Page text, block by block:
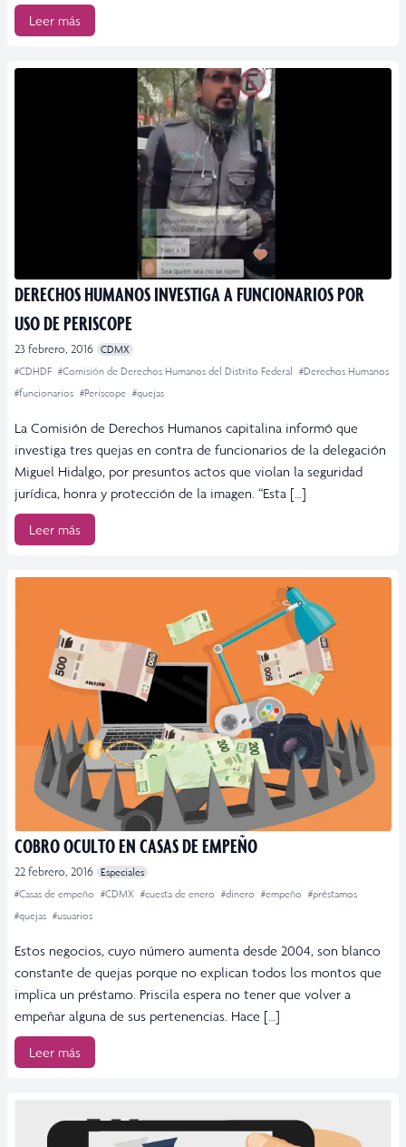
Leer más
DERECHOS HUMANOS INVESTIGA A FUNCIONARIOS POR
USO DE PERISCOPE
23 febrero, 2016 CDMX
#CDHDF #Comisión de Derechos Humanos del Distrito Federal #Derechos Humanos
#funcionarios #Periscope #quejas
La Comisión de Derechos Humanos capitalina informó que
investiga tres quejas en contra de funcionarios de la delegación
Miguel Hidalgo, por presuntos actos que violan la seguridad
jurídica, honra y protección de la imagen. “Esta […]
Leer más
COBRO OCULTO EN CASAS DE EMPEÑO
22 febrero, 2016 Especiales
#Casas de empeño #CDMX #cuesta de enero #dinero #empeño #préstamos
#quejas #usuarios
Estos negocios, cuyo número aumenta desde 2004, son blanco
constante de quejas porque no explican todos los montos que
implica un préstamo. Priscila espera no tener que volver a
empeñar alguna de sus pertenencias. Hace […]
Leer más